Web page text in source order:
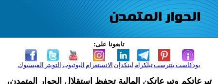
تابعونا على:
الفيسبوك التويتر اليوتيوب الانستغرام لينكدإن تيلكرامبنترست بودكاست
تبرعاتكم وتبرعاتكن المالية تحفظ استقلال الحوار المتمدن،